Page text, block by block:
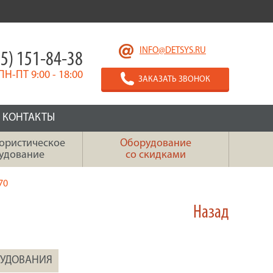
INFO@DETSYS.RU
ЗАКАЗАТЬ ЗВОНОК
151-84-38
ПТ 9:00 - 18:00
КОНТАКТЫ
Оборудование
со скидками
Назад